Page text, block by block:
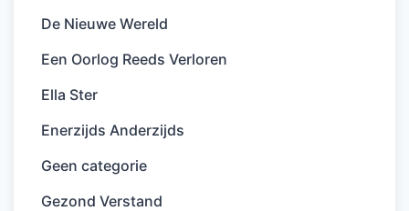
De Nieuwe Wereld
Een Oorlog Reeds Verloren
Ella Ster
Enerzijds Anderzijds
Geen categorie
Gezond Verstand